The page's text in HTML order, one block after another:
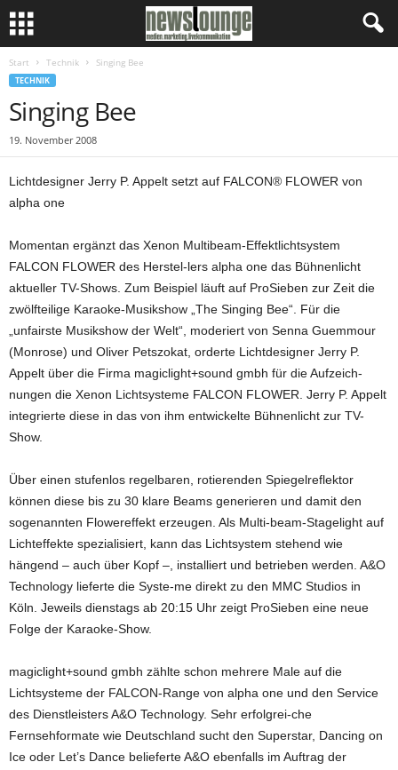
Start Technik Singing Bee
TECHNIK
Singing Bee
19. November 2008
Lichtdesigner Jerry P. Appelt setzt auf FALCON® FLOWER von
alpha one
Momentan ergänzt das Xenon Multibeam-Effektlichtsystem
FALCON FLOWER des Herstel-lers alpha one das Bühnenlicht
aktueller TV-Shows. Zum Beispiel läuft auf ProSieben zur Zeit die
zwölfteilige Karaoke-Musikshow „The Singing Bee“. Für die
„unfairste Musikshow der Welt“, moderiert von Senna Guemmour
(Monrose) und Oliver Petszokat, orderte Lichtdesigner Jerry P.
Appelt über die Firma magiclight+sound gmbh für die Aufzeich-
nungen die Xenon Lichtsysteme FALCON FLOWER. Jerry P. Appelt
integrierte diese in das von ihm entwickelte Bühnenlicht zur TV-
Show.
Über einen stufenlos regelbaren, rotierenden Spiegelreflektor
können diese bis zu 30 klare Beams generieren und damit den
sogenannten Flowereffekt erzeugen. Als Multi-beam-Stagelight auf
Lichteffekte spezialisiert, kann das Lichtsystem stehend wie
hängend – auch über Kopf –, installiert und betrieben werden. A&O
Technology lieferte die Syste-me direkt zu den MMC Studios in
Köln. Jeweils dienstags ab 20:15 Uhr zeigt ProSieben eine neue
Folge der Karaoke-Show.
magiclight+sound gmbh zählte schon mehrere Male auf die
Lichtsysteme der FALCON-Range von alpha one und den Service
des Dienstleisters A&O Technology. Sehr erfolgrei-che
Fernsehformate wie Deutschland sucht den Superstar, Dancing on
Ice oder Let’s Dance belieferte A&O ebenfalls im Auftrag der